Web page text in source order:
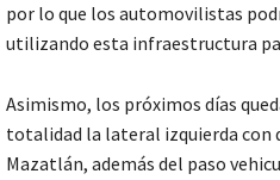
por lo que los automovilistas
utilizando esta infraestructura
Asimismo, los próximos días
totalidad la lateral izquierda con
Mazatlán, además del paso